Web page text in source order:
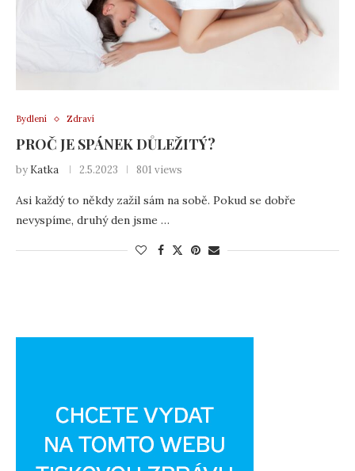
Bydlení Zdraví
PROČ JE SPÁNEK DŮLEŽITÝ?
by Katka 2.5.2023 801 views
Asi každý to někdy zažil sám na sobě. Pokud se dobře
nevyspíme, druhý den jsme …